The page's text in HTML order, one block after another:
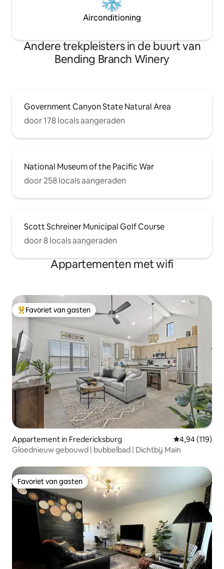
Airconditioning
Andere trekpleisters in de buurt van
Bending Branch Winery
Government Canyon State Natural Area
door 178 locals aangeraden
National Museum of the Pacific War
door 258 locals aangeraden
Scott Schreiner Municipal Golf Course
door 8 locals aangeraden
Appartementen met wifi
Topfavoriet van gasten
Favoriet van gasten
Appartement in Fredericksburg Gemiddelde
4,94 (119)
Gloednieuw gebouwd | bubbelbad | Dichtbij Main
Favoriet van gasten
Favoriet van gasten